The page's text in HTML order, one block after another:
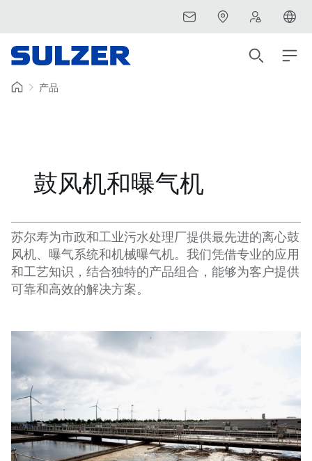
产品
鼓风机和曝气机
苏尔寿为市政和工业污水处理厂提供最先进的离心鼓
风机、曝气系统和机械曝气机。我们凭借专业的应用
和工艺知识，结合独特的产品组合，能够为客户提供
可靠和高效的解决方案。